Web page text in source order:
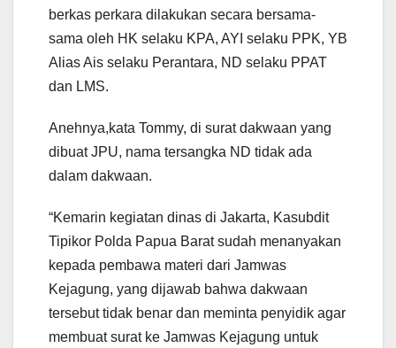
berkas perkara dilakukan secara bersama-
sama oleh HK selaku KPA, AYI selaku PPK, YB
Alias Ais selaku Perantara, ND selaku PPAT
dan LMS.
Anehnya,kata Tommy, di surat dakwaan yang
dibuat JPU, nama tersangka ND tidak ada
dalam dakwaan.
“Kemarin kegiatan dinas di Jakarta, Kasubdit
Tipikor Polda Papua Barat sudah menanyakan
kepada pembawa materi dari Jamwas
Kejagung, yang dijawab bahwa dakwaan
tersebut tidak benar dan meminta penyidik agar
membuat surat ke Jamwas Kejagung untuk